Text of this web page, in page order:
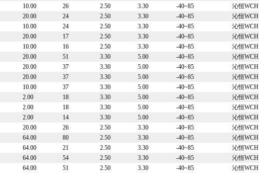
10.00 26 2.50 3.30 -40~85 沁恒WCH
20.00 24 2.50 3.30 -40~85 沁恒WCH
10.00 24 2.50 3.30 -40~85 沁恒WCH
20.00 17 2.50 3.30 -40~85 沁恒WCH
10.00 16 2.50 3.30 -40~85 沁恒WCH
20.00 51 3.30 5.00 -40~85 沁恒WCH
20.00 37 3.30 5.00 -40~85 沁恒WCH
20.00 37 3.30 5.00 -40~85 沁恒WCH
10.00 37 3.30 5.00 -40~85 沁恒WCH
2.00 18 3.30 5.00 -40~85 沁恒WCH
2.00 18 3.30 5.00 -40~85 沁恒WCH
2.00 14 3.30 5.00 -40~85 沁恒WCH
20.00 26 2.50 3.30 -40~85 沁恒WCH
64.00 80 2.50 3.30 -40~85 沁恒WCH
64.00 21 2.50 3.30 -40~85 沁恒WCH
64.00 54 2.50 3.30 -40~85 沁恒WCH
64.00 51 2.50 3.30 -40~85 沁恒WCH